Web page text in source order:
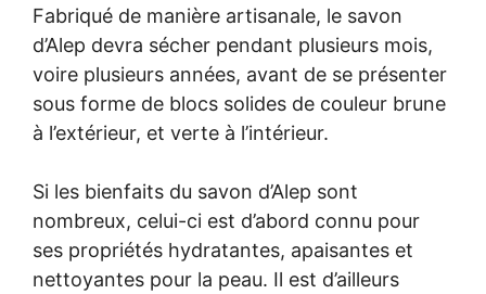
Fabriqué de manière artisanale, le savon
d’Alep devra sécher pendant plusieurs mois,
voire plusieurs années, avant de se présenter
sous forme de blocs solides de couleur brune
à l’extérieur, et verte à l’intérieur.
Si les bienfaits du savon d’Alep sont
nombreux, celui-ci est d’abord connu pour
ses propriétés hydratantes, apaisantes et
nettoyantes pour la peau. Il est d’ailleurs